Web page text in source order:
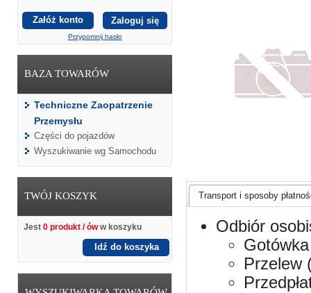
Załóż konto
Przypomnij hasło
BAZA TOWARÓW
Techniczne Zaopatrzenie
Przemysłu
Części do pojazdów
Wyszukiwanie wg Samochodu
TWÓJ KOSZYK
Jest 0 produkt / óww koszyku
Idź do koszyka
Transport i sposoby
Odbiór
Przelew